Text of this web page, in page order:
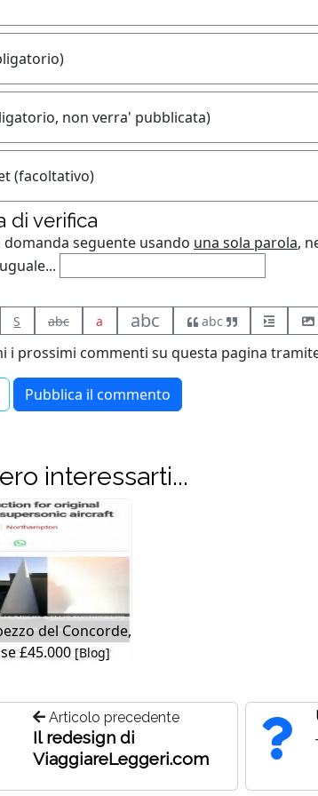
non verra' pubblicata)
(facoltativo)
di verifica
domanda seguente usando una sola parola,
S abc a abc abc
i prossimi commenti su questa pagina
interessarti...
del Concorde,
£45.000[Blog]
Articolo precedente
Il redesign di
ViaggiareLeggeri.com